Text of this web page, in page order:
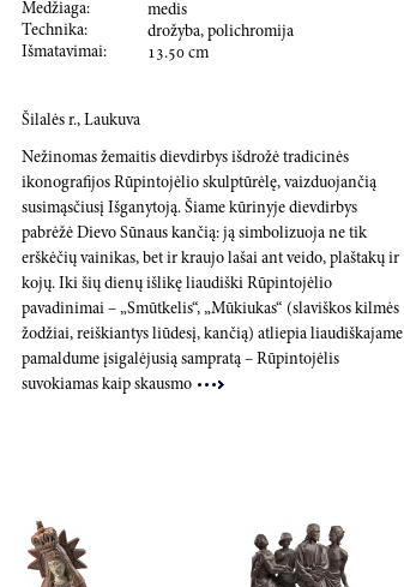
Medžiaga:
medis
Technika:
drožyba, polichromija
Išmatavimai:
13.50 cm
Šilalės r., Laukuva
Nežinomas žemaitis dievdirbys išdrožė tradicinės
ikonografijos Rūpintojėlio skulptūrėlę, vaizduojančią
susimąsčiusį Išganytoją. Šiame kūrinyje dievdirbys
pabrėžė Dievo Sūnaus kančią: ją simbolizuoja ne tik
erškėčių vainikas, bet ir kraujo lašai ant veido, plaštakų ir
kojų. Iki šių dienų išlikę liaudiški Rūpintojėlio
pavadinimai – „Smūtkelis“, „Mūkiukas“ (slaviškos kilmės
žodžiai, reiškiantys liūdesį, kančią) atliepia liaudiškajame
pamaldume įsigalėjusią sampratą – Rūpintojėlis
suvokiamas kaip skausmo